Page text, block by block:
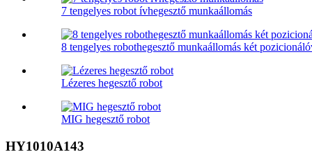
7 tengelyes robot ívhegesztő munkaállomás
8 tengelyes robothegesztő munkaállomás két
Lézeres hegesztő robot
MIG hegesztő robot
HY1010A143